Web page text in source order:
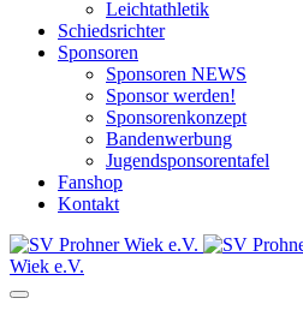
Leichtathletik
Schiedsrichter
Sponsoren
Sponsoren NEWS
Sponsor werden!
Sponsorenkonzept
Bandenwerbung
Jugendsponsorentafel
Fanshop
Kontakt
Wiek e.V.